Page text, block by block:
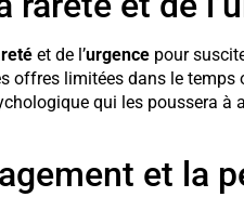
et de l’urgencepour
offres limitées dans le
qui les poussera
et la